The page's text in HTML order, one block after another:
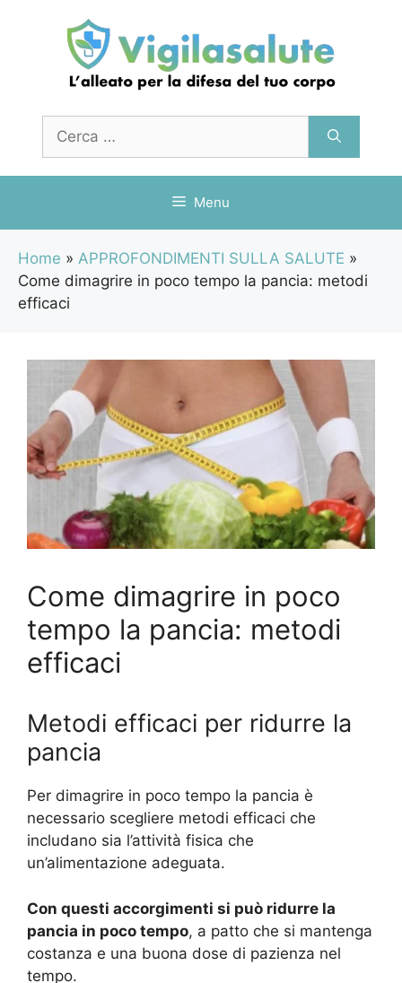
contenuto
per:
Menu
Home » APPROFONDIMENTI SULLA SALUTE »
Come dimagrire in poco tempo la pancia: metodi
efficaci
Come dimagrire in poco
tempo la pancia: metodi
efficaci
Metodi efficaci per ridurre la
pancia
Per dimagrire in poco tempo la pancia è
necessario scegliere metodi efficaci che
includano sia l’attività fisica che
un’alimentazione adeguata.
Con questi accorgimenti si può ridurre la
pancia in poco tempo, a patto che si mantenga
costanza e una buona dose di pazienza nel
tempo.